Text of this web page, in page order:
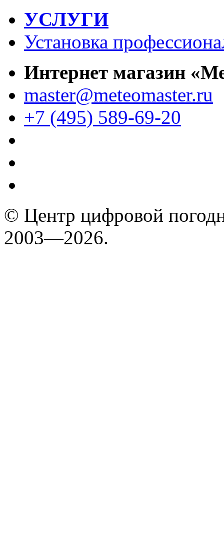
УСЛУГИ
Установка
Интернет магазин
master@meteomaster.ru
+7 (495) 589-69-20
© Центр цифровой
2003—2026.